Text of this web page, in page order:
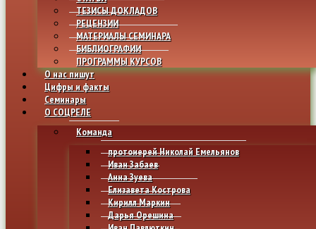
ТЕЗИСЫ ДОКЛАДОВ
РЕЦЕНЗИИ
МАТЕРИАЛЫ СЕМИНАРА
БИБЛИОГРАФИИ
ПРОГРАММЫ КУРСОВ
О нас пишут
Цифры и факты
Семинары
О СОЦРЕЛЕ
Команда
протоиерей Николай Емельянов
Иван Забаев
Анна Зуева
Елизавета Кострова
Кирилл Маркин
Дарья Орешина